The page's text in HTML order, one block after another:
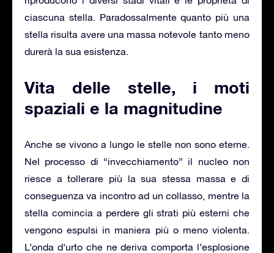
ciascuna stella. Paradossalmente quanto più una
stella risulta avere una massa notevole tanto meno
durerà la sua esistenza.
Vita delle stelle, i moti
spaziali e la magnitudine
Anche se vivono a lungo le stelle non sono eterne.
Nel processo di “invecchiamento” il nucleo non
riesce a tollerare più la sua stessa massa e di
conseguenza va incontro ad un collasso, mentre la
stella comincia a perdere gli strati più esterni che
vengono espulsi in maniera più o meno violenta.
L’onda d’urto che ne deriva comporta l’esplosione